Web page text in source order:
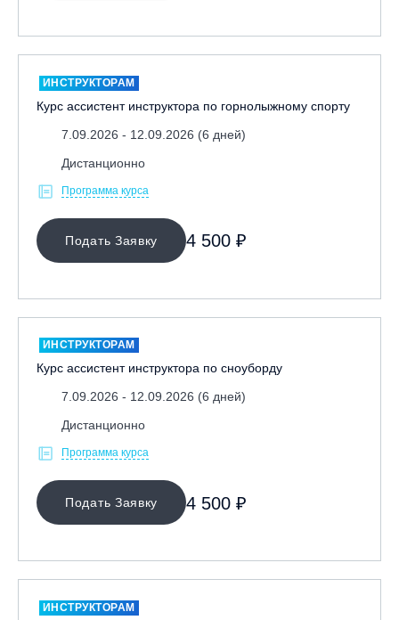
ИНСТРУКТОРАМ
Курс ассистент инструктора по горнолыжному спорту
7.09.2026 - 12.09.2026 (6 дней)
Дистанционно
Программа курса
Подать Заявку 4 500 ₽
ИНСТРУКТОРАМ
Курс ассистент инструктора по сноуборду
7.09.2026 - 12.09.2026 (6 дней)
Дистанционно
Программа курса
Подать Заявку 4 500 ₽
ИНСТРУКТОРАМ